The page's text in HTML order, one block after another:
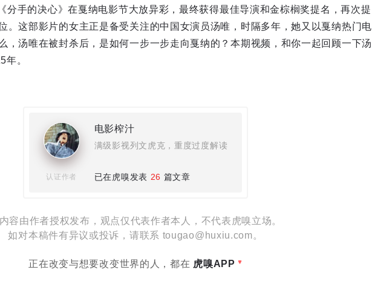
Disable captions
Enable
分手的决心》在戛纳电影节大放异彩，最终获得最佳导演和金棕榈奖提名，再次提
。这部影片的女主正是备受关注的中国女演员汤唯，时隔多年，她又以戛纳热门电
，汤唯在被封杀后，是如何一步一步走向戛纳的？本期视频，和你一起回顾一下汤
年。
电影榨汁
满级影视列文虎克，重度过度解读
认证作者 已在虎嗅发表 26 篇文章
容由作者授权发布，观点仅代表作者本人，不代表虎嗅立场。
如对本稿件有异议或投诉，请联系 tougao@huxiu.com。
正在改变与想要改变世界的人，都在 虎嗅APP